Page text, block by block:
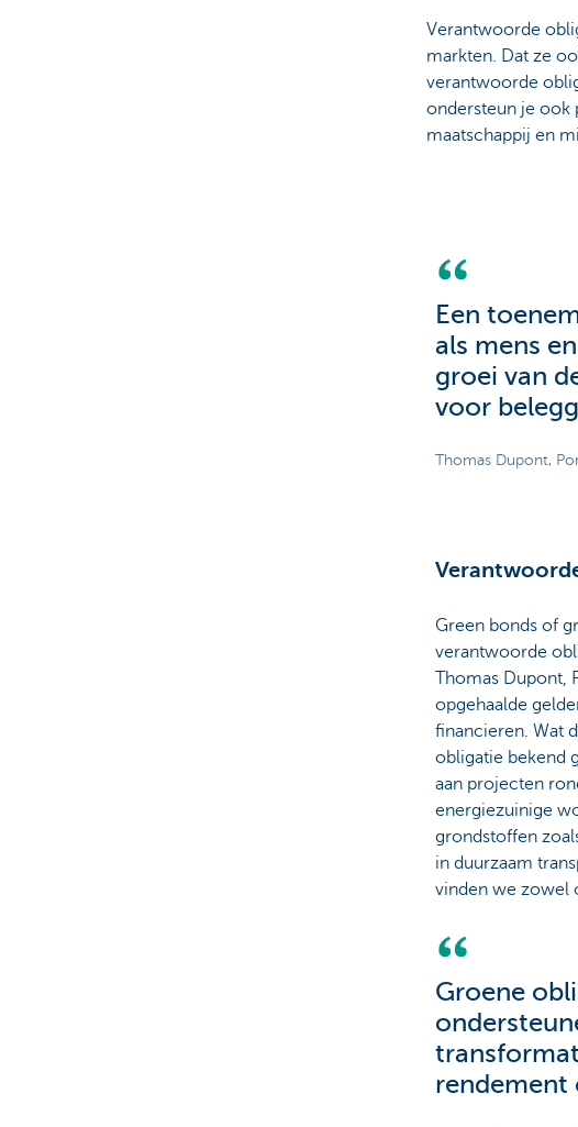
Verantwoorde
markten. Dat ze
verantwoorde
ondersteun je ook
maatschappij en
Een
als mens
groei van
voor
Thomas Dupont,
Green bonds of
verantwoorde
Thomas
opgehaalde
financieren. Wat
obligatie bekend
aan projecten
energiezuinige
grondstoffen
in duurzaam
vinden we zowel
Groene
rendement